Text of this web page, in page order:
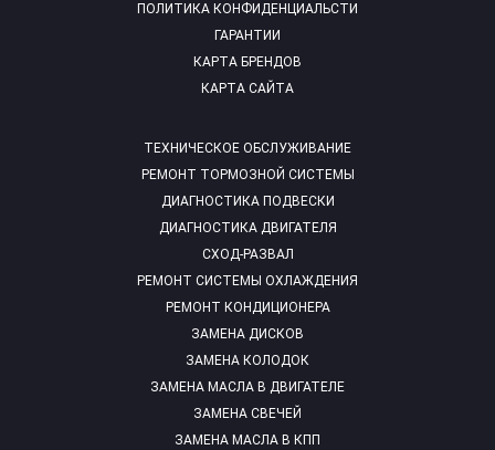
ТЕХНИЧЕСКОЕ ОБСЛУЖИВАНИЕ
РЕМОНТ ТОРМОЗНОЙ СИСТЕМЫ
ДИАГНОСТИКА ПОДВЕСКИ
ДИАГНОСТИКА ДВИГАТЕЛЯ
СХОД-РАЗВАЛ
РЕМОНТ СИСТЕМЫ ОХЛАЖДЕНИЯ
РЕМОНТ КОНДИЦИОНЕРА
ЗАМЕНА ДИСКОВ
ЗАМЕНА КОЛОДОК
ЗАМЕНА МАСЛА В ДВИГАТЕЛЕ
ЗАМЕНА СВЕЧЕЙ
ЗАМЕНА МАСЛА В КПП
ПОЛИТИКА КОНФИДЕНЦИАЛЬСТИ
ГАРАНТИИ
КАРТА БРЕНДОВ
КАРТА САЙТА